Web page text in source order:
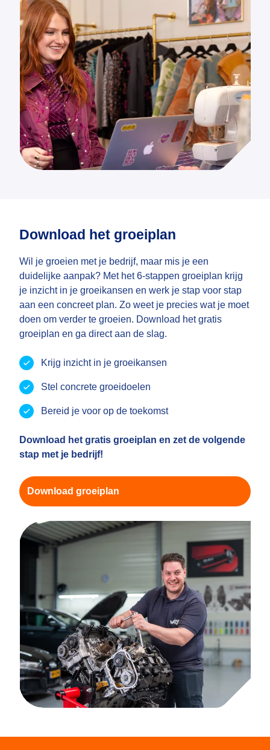
Download het groeiplan
Wil je groeien met je bedrijf, maar mis je een
duidelijke aanpak? Met het 6-stappen groeiplan krijg
je inzicht in je groeikansen en werk je stap voor stap
aan een concreet plan. Zo weet je precies wat je moet
doen om verder te groeien. Download het gratis
groeiplan en ga direct aan de slag.
Krijg inzicht in je groeikansen
Stel concrete groeidoelen
Bereid je voor op de toekomst
Download het gratis groeiplan en zet de volgende
stap met je bedrijf!
Download groeiplan